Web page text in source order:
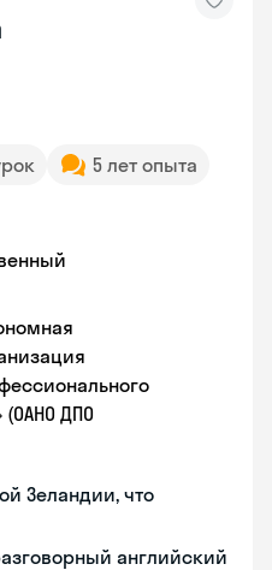
5 лет опыта
(ОАНО ДПО
Зеландии, что
английский